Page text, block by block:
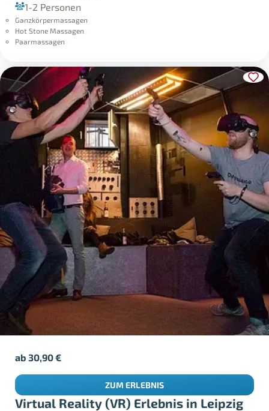
1-2 Personen
Ganzkörpermassagen
Hot Stone Massagen
Paarmassagen
Virtual Reality (VR) Erlebnis in Leipzig
ab30,90€
ZUM ERLEBNIS